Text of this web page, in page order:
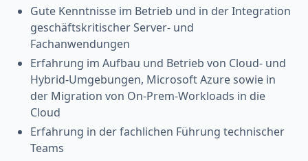
Gute Kenntnisse im Betrieb und in der Integration
geschäftskritischer Server- und
Fachanwendungen
Erfahrung im Aufbau und Betrieb von Cloud- und
Hybrid-Umgebungen, Microsoft Azure sowie in
der Migration von On-Prem-Workloads in die
Cloud
Erfahrung in der fachlichen Führung technischer
Teams